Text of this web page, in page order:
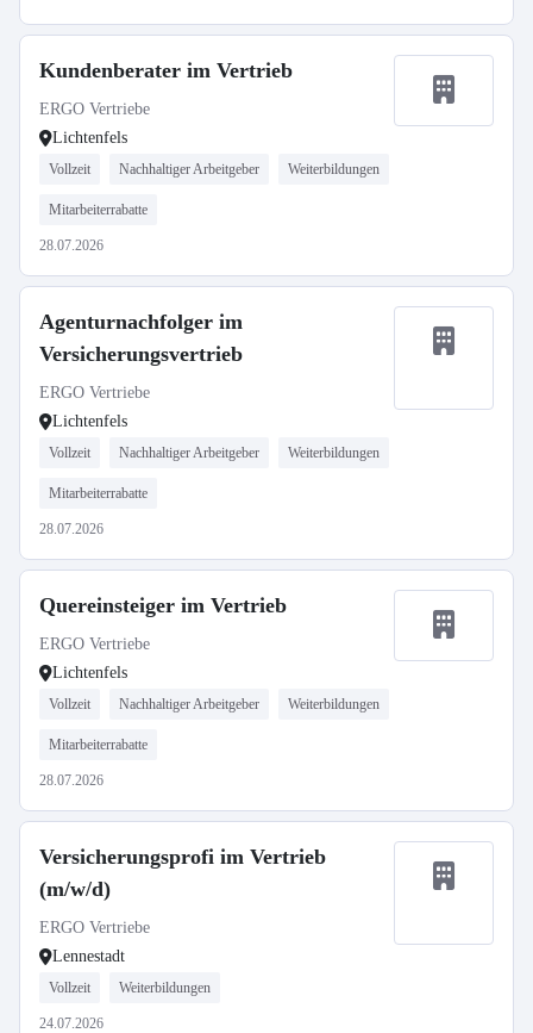
Kundenberater im Vertrieb
ERGO Vertriebe
Lichtenfels
Vollzeit Nachhaltiger Arbeitgeber Weiterbildungen
Mitarbeiterrabatte
28.07.2026
Agenturnachfolger im
Versicherungsvertrieb
ERGO Vertriebe
Lichtenfels
Vollzeit Nachhaltiger Arbeitgeber Weiterbildungen
Mitarbeiterrabatte
28.07.2026
Quereinsteiger im Vertrieb
ERGO Vertriebe
Lichtenfels
Vollzeit Nachhaltiger Arbeitgeber Weiterbildungen
Mitarbeiterrabatte
28.07.2026
Versicherungsprofi im Vertrieb
(m/w/d)
ERGO Vertriebe
Lennestadt
Vollzeit Weiterbildungen
24.07.2026